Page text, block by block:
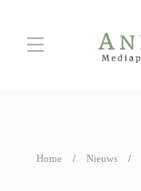
Home Nieuws